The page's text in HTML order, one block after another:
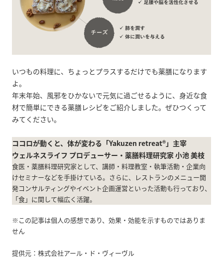
いつもの料理に、ちょっとプラスするだけでも薬膳になります
よ。
年末年始、風邪をひかないで元気に過ごせるように、身近な食
材で簡単にできる薬膳レシピをご紹介しました。ぜひつくって
みてください。
ココロが動くと、体が変わる「Yakuzen retreat®」主宰
ウェルネスライフ プロデューサー・薬膳料理研究家 小池 美枝
食医・薬膳料理研究家として、講師・料理教室・執筆活動・企業向
けセミナーなどを手掛けている。さらに、レストランのメニュー開
発コンサルティングやイベント企画運営といった活動も行っており、
「食」に関して幅広く活躍。
※この記事は個人の感想であり、効果・効能を示すものではありま
せん
提供元：株式会社アール・ド・ヴィーヴル